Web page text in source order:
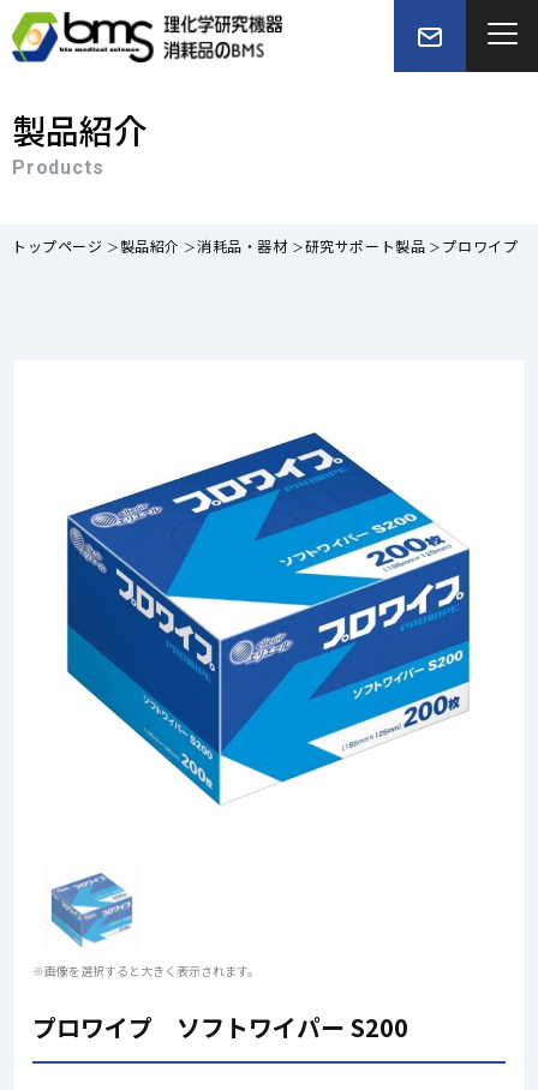
製品紹介
Products
トップページ 製品紹介 消耗品・器材 研究サポート製品 プロワイプ
※画像を選択すると大きく表示されます。
プロワイプ ソフトワイパー S200